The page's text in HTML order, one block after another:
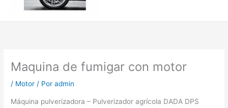
Maquina de fumigar con motor
/ Motor / Poradmin
Máquina pulverizadora – Pulverizador agrícola DADA DPS